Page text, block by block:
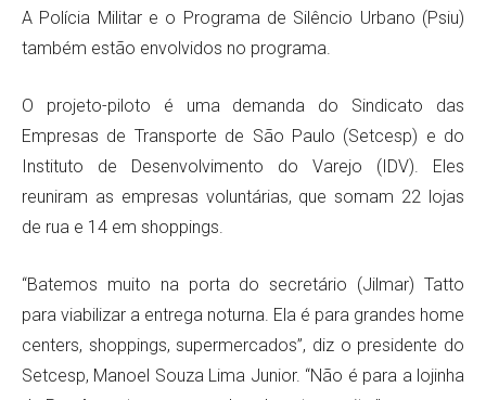
A Polícia Militar e o Programa de Silêncio Urbano (Psiu)
também estão envolvidos no programa.
O projeto-piloto é uma demanda do Sindicato das
Empresas de Transporte de São Paulo (Setcesp) e do
Instituto de Desenvolvimento do Varejo (IDV). Eles
reuniram as empresas voluntárias, que somam 22 lojas
de rua e 14 em shoppings.
“Batemos muito na porta do secretário (Jilmar) Tatto
para viabilizar a entrega noturna. Ela é para grandes home
centers, shoppings, supermercados”, diz o presidente do
Setcesp, Manoel Souza Lima Junior. “Não é para a lojinha